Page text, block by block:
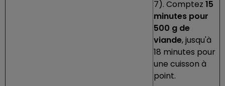
7). Comptez 15
minutes pour
500 g de
viande, jusqu'à
18 minutes pour
une cuisson à
point.